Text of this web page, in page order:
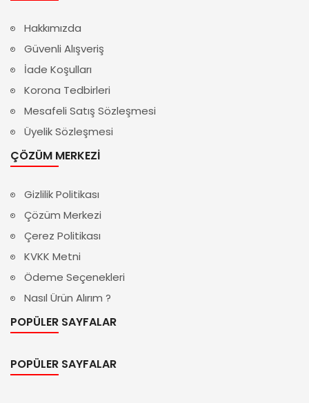
Hakkımızda
Güvenli Alışveriş
İade Koşulları
Korona Tedbirleri
Mesafeli Satış Sözleşmesi
Üyelik Sözleşmesi
ÇÖZÜM MERKEZI
Gizlilik Politikası
Çözüm Merkezi
Çerez Politikası
KVKK Metni
Ödeme Seçenekleri
Nasıl Ürün Alırım ?
POPÜLER SAYFALAR
POPÜLER SAYFALAR